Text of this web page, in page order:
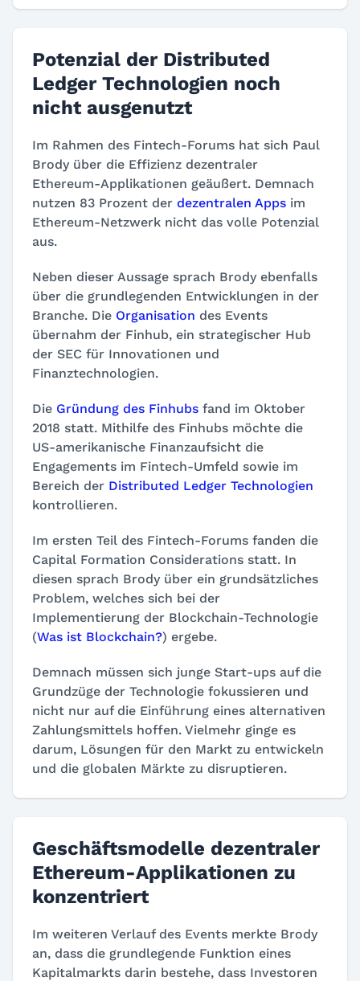
Potenzial der Distributed
Ledger Technologien noch
nicht ausgenutzt
Im Rahmen des Fintech-Forums hat sich Paul
Brody über die Effizienz dezentraler
Ethereum-Applikationen geäußert. Demnach
nutzen 83 Prozent der dezentralen Apps im
Ethereum-Netzwerk nicht das volle Potenzial
aus.
Neben dieser Aussage sprach Brody ebenfalls
über die grundlegenden Entwicklungen in der
Branche. Die Organisation des Events
übernahm der Finhub, ein strategischer Hub
der SEC für Innovationen und
Finanztechnologien.
Die Gründung des Finhubs fand im Oktober
2018 statt. Mithilfe des Finhubs möchte die
US-amerikanische Finanzaufsicht die
Engagements im Fintech-Umfeld sowie im
Bereich der Distributed Ledger Technologien
kontrollieren.
Im ersten Teil des Fintech-Forums fanden die
Capital Formation Considerations statt. In
diesen sprach Brody über ein grundsätzliches
Problem, welches sich bei der
Implementierung der Blockchain-Technologie
(Was ist Blockchain?) ergebe.
Demnach müssen sich junge Start-ups auf die
Grundzüge der Technologie fokussieren und
nicht nur auf die Einführung eines alternativen
Zahlungsmittels hoffen. Vielmehr ginge es
darum, Lösungen für den Markt zu entwickeln
und die globalen Märkte zu disruptieren.
Geschäftsmodelle dezentraler
Ethereum-Applikationen zu
konzentriert
Im weiteren Verlauf des Events merkte Brody
an, dass die grundlegende Funktion eines
Kapitalmarkts darin bestehe, dass Investoren